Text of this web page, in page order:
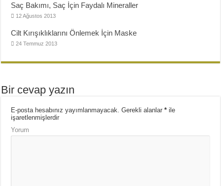
Saç Bakımı, Saç İçin Faydalı Mineraller
12 Ağustos 2013
Cilt Kırışıklıklarını Önlemek İçin Maske
24 Temmuz 2013
Bir cevap yazın
E-posta hesabınız yayımlanmayacak. Gerekli alanlar* ile
işaretlenmişlerdir
Yorum